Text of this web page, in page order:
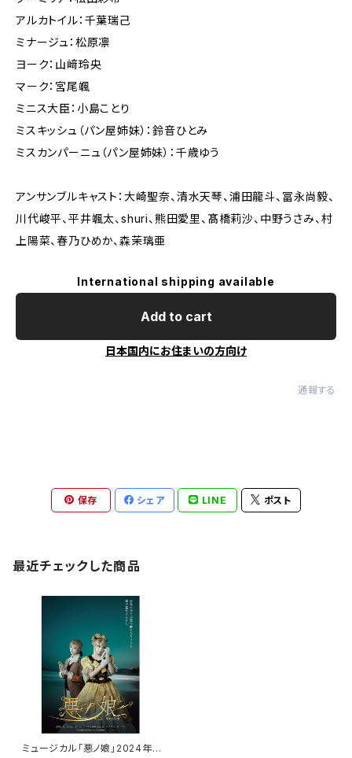
アルカトイル：千葉瑞己
ミナージュ：松原凛
ヨーク：山﨑玲央
マーク：宮尾颯
ミニス大臣：小島ことり
ミスキッシュ（パン屋姉妹）：鈴音ひとみ
ミスカンパーニュ（パン屋姉妹）：千歳ゆう
アンサンブルキャスト：大崎聖奈、清水天琴、浦田龍斗、冨永尚毅、
川代峻平、平井颯太、shuri、熊田愛里、髙橋莉沙、中野うさみ、村
上陽菜、春乃ひめか、森茉璃亜
International shipping available
Add to cart
日本国内にお住まいの方向け
通報する
保存 シェア LINE ポスト
最近チェックした商品
ミュージカル「悪ノ娘」2024年D